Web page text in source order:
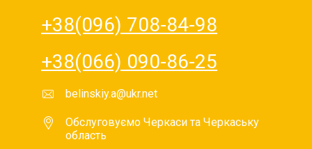
+38(096) 708-84-98
+38(066) 090-86-25
belinskiy.a@ukr.net
Обслуговуємо Черкаси та Черкаську
область